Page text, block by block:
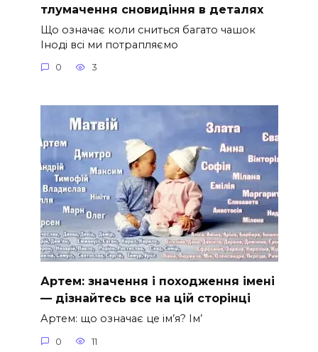
тлумачення сновидіння в деталях
Що означає коли сниться багато чашок
Іноді всі ми потрапляємо
0 3
Артем: значення і походження імені
— дізнайтесь все на цій сторінці
Артем: що означає це ім’я? Ім’
0 11